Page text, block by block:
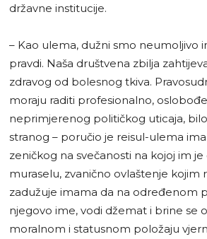
državne institucije.
– Kao ulema, dužni smo neumoljivo
pravdi. Naša društvena zbilja
zdravog od bolesnog tkiva.
moraju raditi profesionalno,
neprimjerenog političkog uticaja,
stranog – poručio je reisul-ulema
zeničkog na svečanosti na kojoj im je
muraselu, zvanično ovlaštenje kojim
zadužuje imama da na određenom
njegovo ime, vodi džemat i brine se
moralnom i statusnom položaju